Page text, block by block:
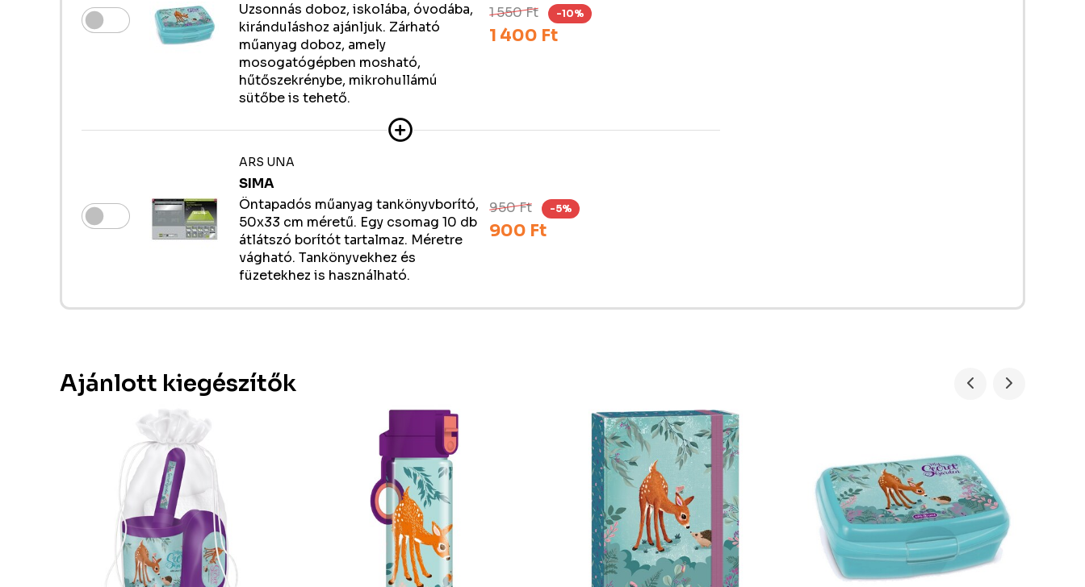
Uzsonnás doboz, iskolába, óvodába,
kiránduláshoz ajánljuk. Zárható
műanyag doboz, amely
mosogatógépben mosható,
hűtőszekrénybe, mikrohullámú
sütőbe is tehető.
1 550 Ft -10%
1 400 Ft
ARS UNA
SIMA
Öntapadós műanyag tankönyvborító,
50x33 cm méretű. Egy csomag 10 db
átlátszó borítót tartalmaz. Méretre
vágható. Tankönyvekhez és
füzetekhez is használható.
950 Ft -5%
900 Ft
Ajánlott kiegészítők